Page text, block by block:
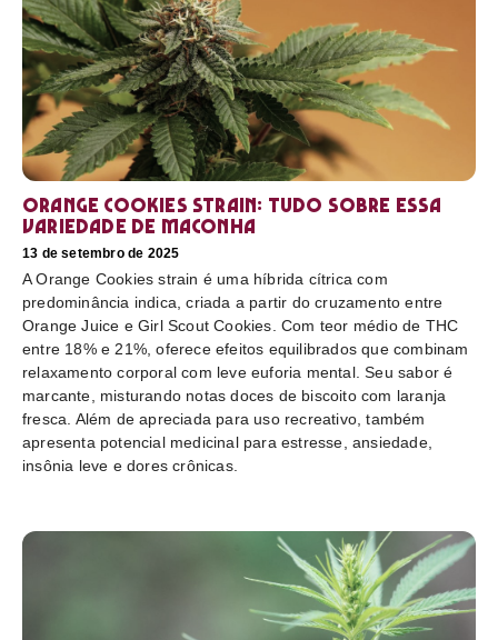
Orange Cookies strain: tudo sobre essa
variedade de maconha
13 de setembro de 2025
A Orange Cookies strain é uma híbrida cítrica com
predominância indica, criada a partir do cruzamento entre
Orange Juice e Girl Scout Cookies. Com teor médio de THC
entre 18% e 21%, oferece efeitos equilibrados que combinam
relaxamento corporal com leve euforia mental. Seu sabor é
marcante, misturando notas doces de biscoito com laranja
fresca. Além de apreciada para uso recreativo, também
apresenta potencial medicinal para estresse, ansiedade,
insônia leve e dores crônicas.